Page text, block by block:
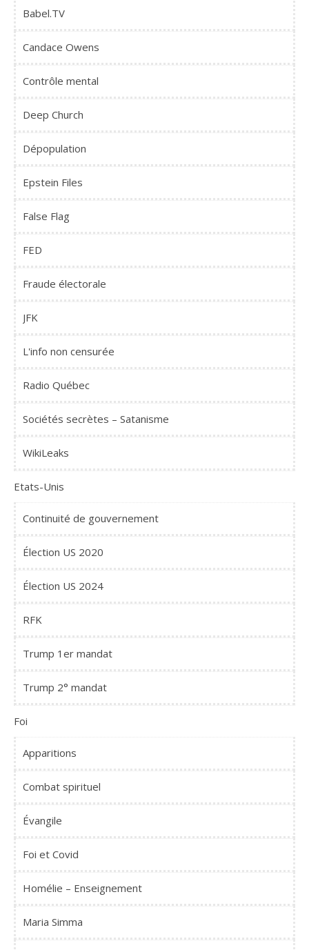
Babel.TV
Candace Owens
Contrôle mental
Deep Church
Dépopulation
Epstein Files
False Flag
FED
Fraude électorale
JFK
L'info non censurée
Radio Québec
Sociétés secrètes – Satanisme
WikiLeaks
Etats-Unis
Continuité de gouvernement
Élection US 2020
Élection US 2024
RFK
Trump 1er mandat
Trump 2° mandat
Foi
Apparitions
Combat spirituel
Évangile
Foi et Covid
Homélie – Enseignement
Maria Simma